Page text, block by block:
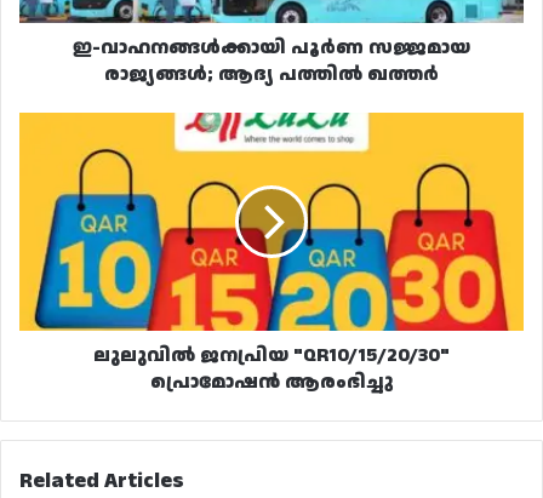
ഇ-വാഹനങ്ങൾക്കായി പൂർണ സജ്ജമായ
രാജ്യങ്ങൾ; ആദ്യ പത്തിൽ ഖത്തർ
"QR10/15/20/30"
പ്രൊമോഷൻ
ആരംഭിച്ചു
ലുലുവിൽ ജനപ്രിയ "QR10/15/20/30"
പ്രൊമോഷൻ ആരംഭിച്ചു
Related Articles